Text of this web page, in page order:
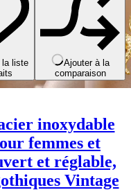
la liste
Ajouter à la
comparaison
inoxydable
femmes et
et réglable,
Vintage